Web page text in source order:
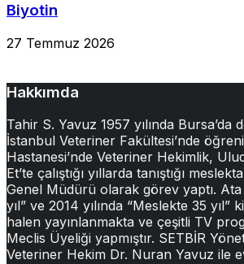
Biyotin
27 Temmuz 2026
Hakkımda
Tahir S. Yavuz 1957 yılında
İstanbul Veteriner Fakültesi’nde
Hastanesi’nde Veteriner Hekimlik,
Et’te çalıştığı yıllarda tanıştığı
Genel Müdürü olarak görev yaptı.
yıl” ve 2014 yılında “Meslekte 35
halen yayınlanmakta ve çeşitli TV
Meclis Üyeliği yapmıştır. SETBİR
Veteriner Hekim Dr. Nuran Yavuz ile